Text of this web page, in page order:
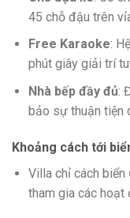
45 chỗ đậu trên
Free Karaoke:
phút giây giải trí
Nhà bếp đầy đủ:
bảo sự thuận tiện
Khoảng cách tới
Villa chỉ cách biển
tham gia các hoạt